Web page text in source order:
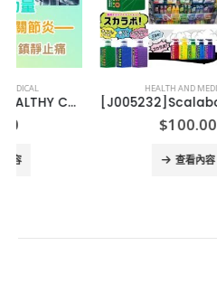
HEALTH AND MEDICAL
[J005232]Scalabo 綠瓶KAZE護髮素 (1套10支)